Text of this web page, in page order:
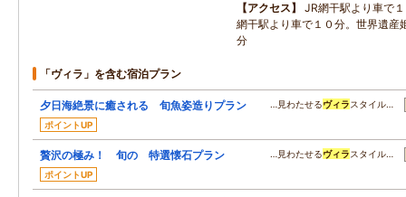
アクセス
JR網干駅より車で
網干駅より車で１０分。世界遺産
分
「ヴィラ」を含む宿泊プラン
夕日海絶景に癒される 旬魚姿造りプラン
ポイントUP
…見わたせるヴィラスタイル…
贅沢の極み！ 旬の 特選懐石プラン
ポイントUP
…見わたせるヴィラスタイル…